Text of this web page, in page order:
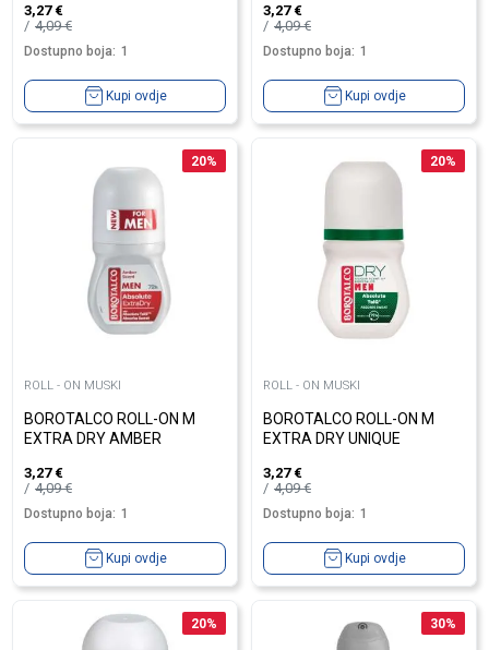
3,27 €
4,09€
Dostupno boja: 1
Kupi ovdje
3,27 €
4,09€
Dostupno boja: 1
Kupi ovdje
20%
ROLL - ON MUSKI
BOROTALCO ROLL-ON M
EXTRA DRY AMBER
3,27 €
4,09€
Dostupno boja: 1
Kupi ovdje
20%
ROLL - ON MUSKI
BOROTALCO ROLL-ON M
EXTRA DRY UNIQUE
3,27 €
4,09€
Dostupno boja: 1
Kupi ovdje
20% 30%